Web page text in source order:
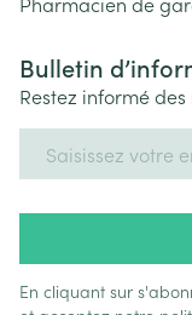
Bulletin
Restez informé
En cliquant sur